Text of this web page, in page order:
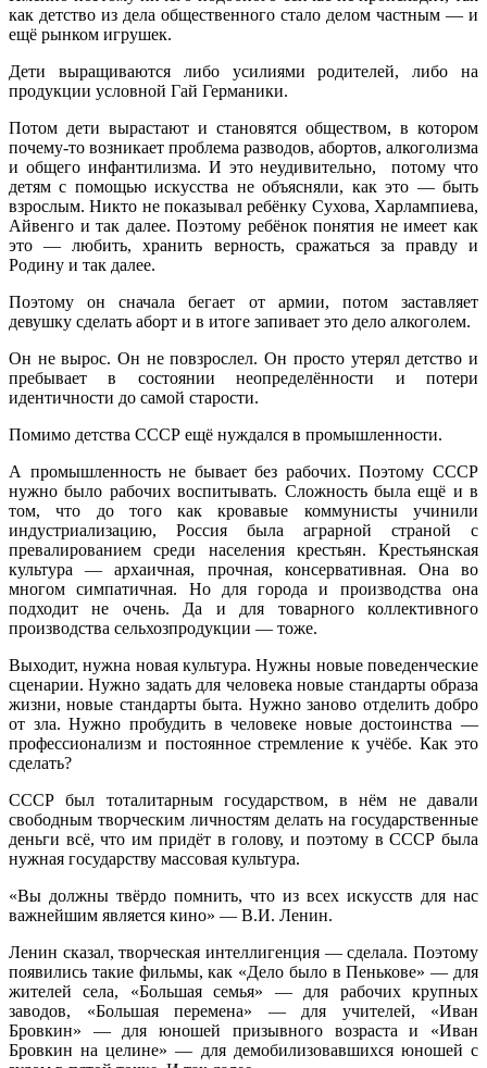
как детство из дела общественного стало делом частным — и
ещё рынком игрушек.
Дети выращиваются либо усилиями родителей, либо на
продукции условной Гай Германики.
Потом дети вырастают и становятся обществом, в котором
почему-то возникает проблема разводов, абортов, алкоголизма
и общего инфантилизма. И это неудивительно, потому что
детям с помощью искусства не объясняли, как это — быть
взрослым. Никто не показывал ребёнку Сухова, Харлампиева,
Айвенго и так далее. Поэтому ребёнок понятия не имеет как
это — любить, хранить верность, сражаться за правду и
Родину и так далее.
Поэтому он сначала бегает от армии, потом заставляет
девушку сделать аборт и в итоге запивает это дело алкоголем.
Он не вырос. Он не повзрослел. Он просто утерял детство и
пребывает в состоянии неопределённости и потери
идентичности до самой старости.
Помимо детства СССР ещё нуждался в промышленности.
А промышленность не бывает без рабочих. Поэтому СССР
нужно было рабочих воспитывать. Сложность была ещё и в
том, что до того как кровавые коммунисты учинили
индустриализацию, Россия была аграрной страной с
превалированием среди населения крестьян. Крестьянская
культура — архаичная, прочная, консервативная. Она во
многом симпатичная. Но для города и производства она
подходит не очень. Да и для товарного коллективного
производства сельхозпродукции — тоже.
Выходит, нужна новая культура. Нужны новые поведенческие
сценарии. Нужно задать для человека новые стандарты образа
жизни, новые стандарты быта. Нужно заново отделить добро
от зла. Нужно пробудить в человеке новые достоинства —
профессионализм и постоянное стремление к учёбе. Как это
сделать?
СССР был тоталитарным государством, в нём не давали
свободным творческим личностям делать на государственные
деньги всё, что им придёт в голову, и поэтому в СССР была
нужная государству массовая культура.
«Вы должны твёрдо помнить, что из всех искусств для нас
важнейшим является кино» — В.И. Ленин.
Ленин сказал, творческая интеллигенция — сделала. Поэтому
появились такие фильмы, как «Дело было в Пенькове» — для
жителей села, «Большая семья» — для рабочих крупных
заводов, «Большая перемена» — для учителей, «Иван
Бровкин» — для юношей призывного возраста и «Иван
Бровкин на целине» — для демобилизовавшихся юношей с